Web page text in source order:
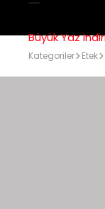
Büyük Yaz
Kategoriler Etek